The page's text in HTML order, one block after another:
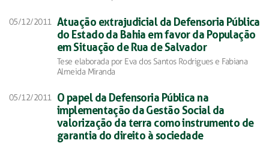
05/12/2011 Atuação extrajudicial da Defensoria Pública
do Estado da Bahia em favor da População
em Situação de Rua de Salvador
Tese elaborada por Eva dos Santos Rodrigues e Fabiana
Almeida Miranda
05/12/2011
O papel da Defensoria Pública na
implementação da Gestão Social da
valorização da terra como instrumento de
garantia do direito à sociedade